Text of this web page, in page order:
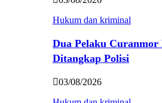
Hukum dan kriminal
Dua Pelaku Curanmor
Ditangkap Polisi
03/08/2026